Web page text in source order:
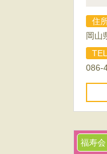
住
岡山
TEL
086-
福寿会